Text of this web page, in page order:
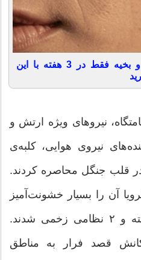
کاهش چشمگیر جای زخم و بخیه فقط در 3 هفته با این
نیروهای ویژه ارتش و
نیروی هوایی، کلبه‌ی
قلب جنگل محاصره کردند.
آن را بسیار خشونت‌آمیز
توصیف کرد، ۸ تبهکار کشته و ۲ نظامی زخمی شدند.
قصد فرار به مناطق